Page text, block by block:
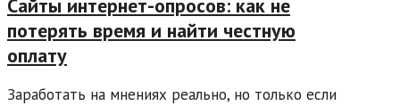
Сайты интернет-опросов: как не
потерять время и найти честную
оплату
Заработать на мнениях реально, но только если